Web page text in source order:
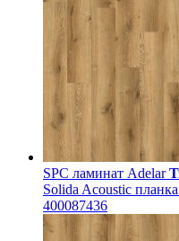
SPC ламинат Adelar
Solida Acoustic
400087436